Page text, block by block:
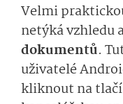
Velmi
netýká vzhledu
dokumentů.
uživatelé
kliknout na